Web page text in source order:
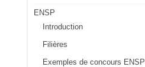
ENSP
Introduction
Filières
Exemples de concours ENSP